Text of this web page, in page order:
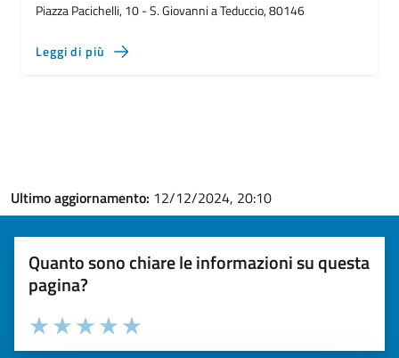
Piazza Pacichelli, 10 - S. Giovanni a Teduccio, 80146
Leggi di più
Ultimo aggiornamento: 12/12/2024, 20:10
Quanto sono chiare le informazioni su questa
pagina?
Valuta la chiarezza delle informazioni (da 1 a 5 stelle)
Seleziona il numero di stelle per valutare la chiarezza delle
Valuta 5 stelle su 5
Valuta 4 stelle su 5
Valuta 3 stelle su 5
Valuta 2 stelle su 5
Valuta 1 stelle su 5